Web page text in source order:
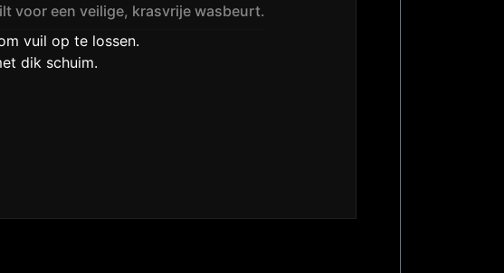
voor een veilige, krasvrije wasbeurt.
vuil op te lossen.
dik schuim.